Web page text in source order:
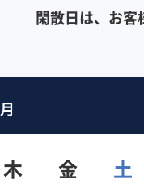
閑散日は、お客
月
木 金
土